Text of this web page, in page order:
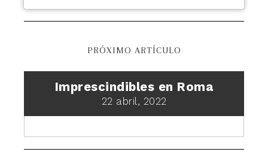
PRÓXIMO ARTÍCULO
Imprescindibles en Roma
22 abril, 2022